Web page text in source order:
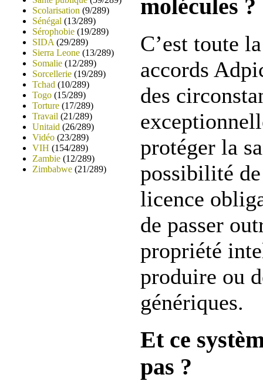
Scolarisation (9/289)
Sénégal (13/289)
Sérophobie (19/289)
SIDA (29/289)
Sierra Leone (13/289)
Somalie (12/289)
Sorcellerie (19/289)
Tchad (10/289)
Togo (15/289)
Torture (17/289)
Travail (21/289)
Unitaid (26/289)
Vidéo (23/289)
VIH (154/289)
Zambie (12/289)
Zimbabwe (21/289)
molécules ?
C’est toute
accords
des
protéger la
possibilité
licence
de passer
propriété
produire ou
génériques.
Et ce
pas ?